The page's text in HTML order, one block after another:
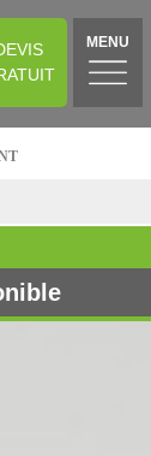
MENU